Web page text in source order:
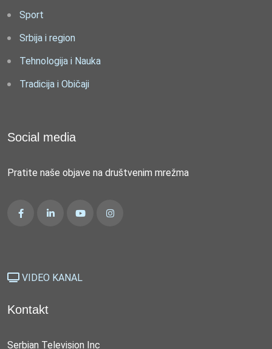
Sport
Srbija i region
Tehnologija i Nauka
Tradicija i Običaji
Social media
Pratite naše objave na društvenim mrežma
VIDEO KANAL
Kontakt
Serbian Television Inc